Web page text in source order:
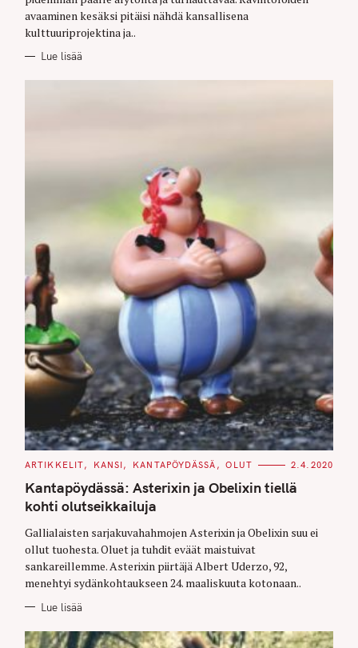
avaaminen kesäksi pitäisi nähdä kansallisena
kulttuuriprojektina ja..
Lue lisää
C
T
E
G
O
I
S
ARTIKKELIT KANSI KANTAPÖYDÄSSÄ OLUT 2.4.2020
Kantapöydässä: Asterixin ja Obelixin tiellä
kohti olutseikkailuja
Gallialaisten sarjakuvahahmojen Asterixin ja Obelixin suu ei
ollut tuohesta. Oluet ja tuhdit eväät maistuivat
sankareillemme. Asterixin piirtäjä Albert Uderzo, 92,
menehtyi sydänkohtaukseen 24. maaliskuuta kotonaan..
Lue lisää